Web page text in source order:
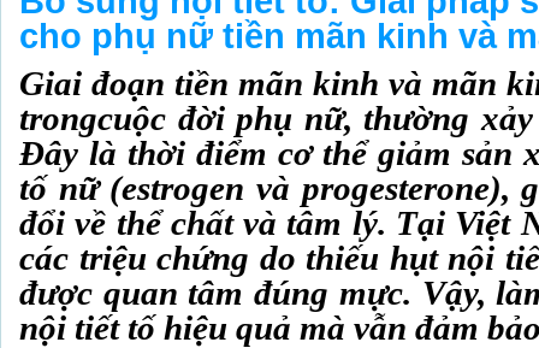
cho phụ nữ tiền mãn kinh và
Giai đoạn tiền mãn kinh và mãn
trongcuộc đời phụ nữ, thường
Đây là thời điểm cơ thể giảm sản
tố nữ (estrogen và progesterone),
đổi về thể chất và tâm lý. Tại Việt
các triệu chứng do thiếu hụt nội
được quan tâm đúng mực. Vậy,
nội tiết tố hiệu quả mà vẫn đảm